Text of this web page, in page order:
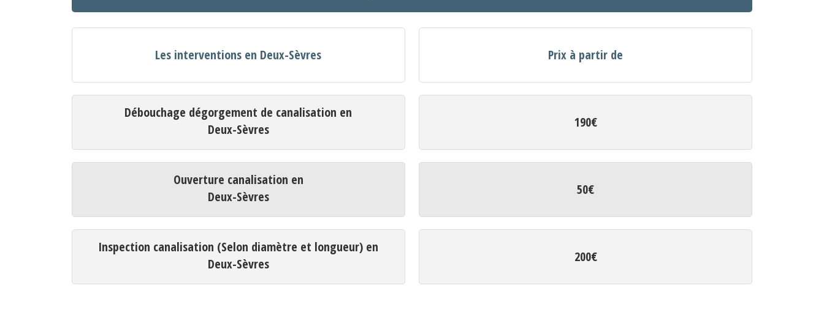
Les interventions en Deux-Sèvres Prix à partir de
Débouchage dégorgement de canalisation en
Deux-Sèvres
190€
Ouverture canalisation en
Deux-Sèvres
50€
Inspection canalisation (Selon diamètre et longueur) en
Deux-Sèvres
200€